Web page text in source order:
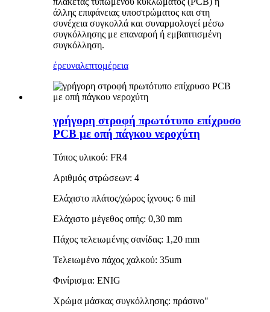
άλλης επιφάνειας υποστρώματος και στη
συνέχεια συγκολλά και συναρμολογεί μέσω
συγκόλλησης με επαναροή ή εμβαπτισμένη
συγκόλληση.
έρευναλεπτομέρεια
γρήγορη στροφή πρωτότυπο επίχρυσο
PCB με οπή πάγκου νεροχύτη
Τύπος υλικού: FR4
Αριθμός στρώσεων: 4
Ελάχιστο πλάτος/χώρος ίχνους: 6 mil
Ελάχιστο μέγεθος οπής: 0,30 mm
Πάχος τελειωμένης σανίδας: 1,20 mm
Τελειωμένο πάχος χαλκού: 35um
Φινίρισμα: ENIG
Χρώμα μάσκας συγκόλλησης: πράσινο"